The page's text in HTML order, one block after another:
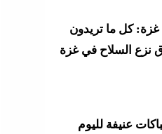
كل ما تريدون
نزع السلاح في غزة
عنيفة لليوم